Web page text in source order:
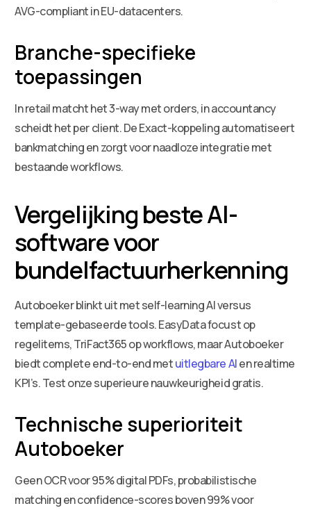
AVG-compliant in EU-datacenters.
Branche-specifieke
toepassingen
In retail matcht het 3-way met orders, in accountancy
scheidt het per client. De Exact-koppeling automatiseert
bankmatching en zorgt voor naadloze integratie met
bestaande workflows.
Vergelijking beste AI-
software voor
bundelfactuurherkenning
Autoboeker blinkt uit met self-learning AI versus
template-gebaseerde tools. EasyData focust op
regelitems, TriFact365 op workflows, maar Autoboeker
biedt complete end-to-end metuitlegbare AIen realtime
KPI’s. Test onze superieure nauwkeurigheid gratis.
Technische superioriteit
Autoboeker
Geen OCR voor 95% digital PDFs, probabilistische
matching en confidence-scores boven 99% voor